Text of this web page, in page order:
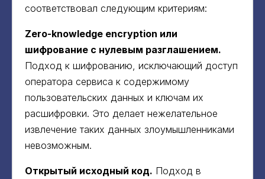
соответствовал следующим критериям:
Zero-knowledge encryption или
шифрование с нулевым разглашением.
Подход к шифрованию, исключающий доступ
оператора сервиса к содержимому
пользовательских данных и ключам их
расшифровки. Это делает нежелательное
извлечение таких данных злоумышленниками
невозможным.
Открытый исходный код. Подход в